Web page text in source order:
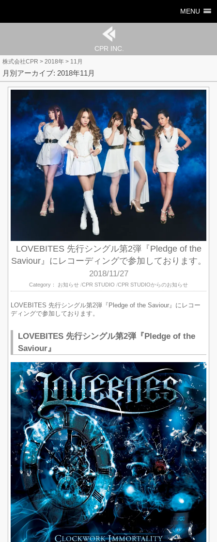
CPR INC.
MENU
株式会社CPR > 2018年 > 11月
月別アーカイブ: 2018年11月
LOVEBITES 先行シングル第2弾『Pledge of the
Saviour』にレコーディングで参加しております。
2018/11/27
Category： お知らせ CPR STUDIO CPR STUDIOからのお知らせ
LOVEBITES 先行シングル第2弾『Pledge of the Saviour』にレコー
ディングで参加しております。
LOVEBITES 先行シングル第2弾『Pledge of the
Saviour』